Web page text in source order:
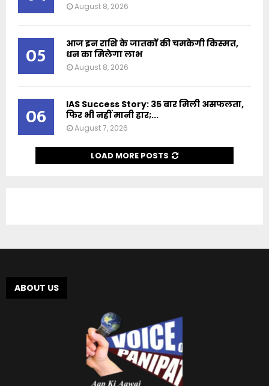
August 8, 2026
05
आज इन राशि के जातकों की चमकेगी किस्मत,
धन का मिलेगा लाभ
August 8, 2026
06
IAS Success Story: 35 बार मिली असफलता,
फिर भी नहीं मानी हार;...
August 7, 2026
LOAD MORE POSTS
ABOUT US